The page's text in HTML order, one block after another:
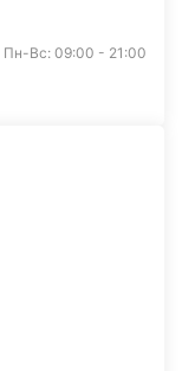
Пн-Вс: 09:00 - 21:00